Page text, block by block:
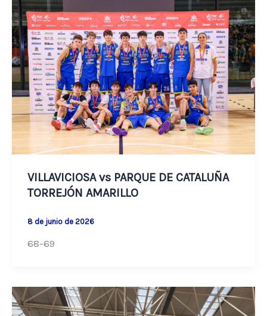
VILLAVICIOSA vs PARQUE DE CATALUÑA
TORREJÓN AMARILLO
8 de junio de 2026
68-69